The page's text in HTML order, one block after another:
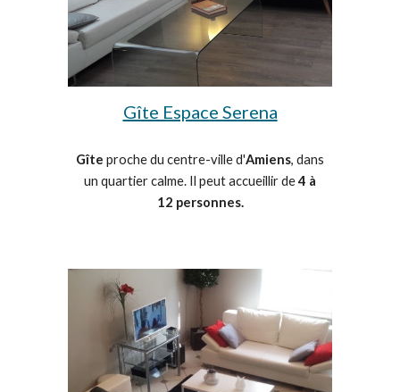
Gîte Espace Serena
Gîte proche du centre-ville d'Amiens, dans
un quartier calme. Il peut accueillir de4 à
12 personnes.